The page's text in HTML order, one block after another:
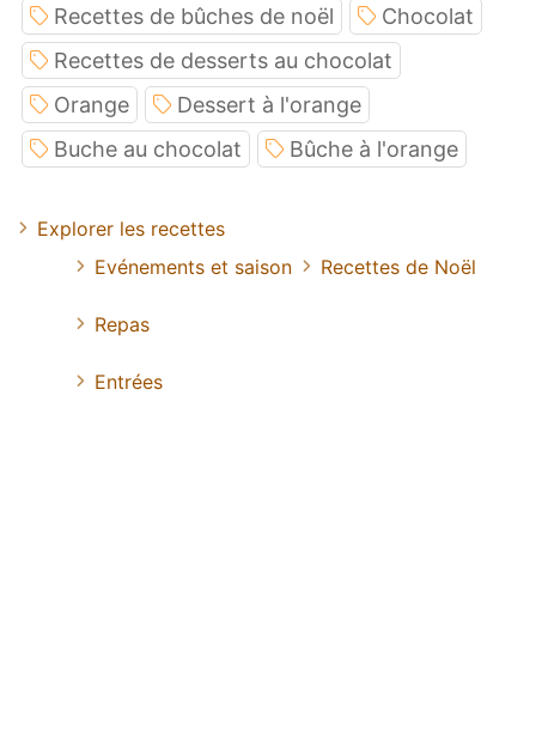
Recettes de bûches de noël
Chocolat
Recettes de desserts au chocolat
Orange
Dessert à l'orange
Buche au chocolat
Bûche à l'orange
Explorer les recettes
Evénements et saison
Recettes de Noël
Repas
Entrées